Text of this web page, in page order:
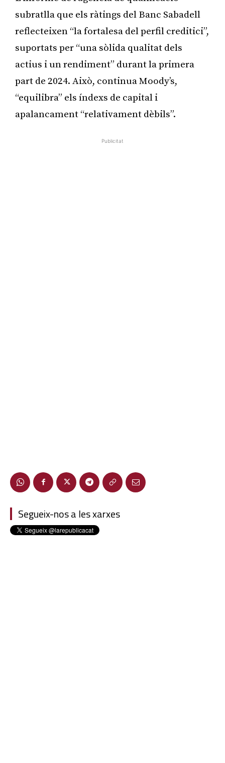
subratlla que els ràtings del Banc Sabadell
reflecteixen “la fortalesa del perfil creditici”,
suportats per “una sòlida qualitat dels
actius i un rendiment” durant la primera
part de 2024. Això, continua Moody’s,
“equilibra” els índexs de capital i
apalancament “relativament dèbils”.
Publicitat
Segueix-nos a les xarxes